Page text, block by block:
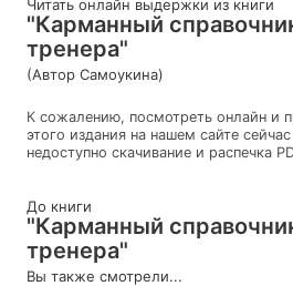
Читать онлайн выдержки из книги
"Карманный
тренера"
(Автор Самоукина)
К сожалению, посмотреть онлайн и
этого издания на нашем сайте
недоступно скачивание и распечка
До книги
"Карманный
тренера"
Вы также смотрели...